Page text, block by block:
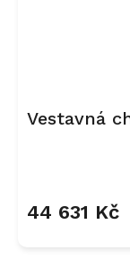
Vestavná
44 631 Kč